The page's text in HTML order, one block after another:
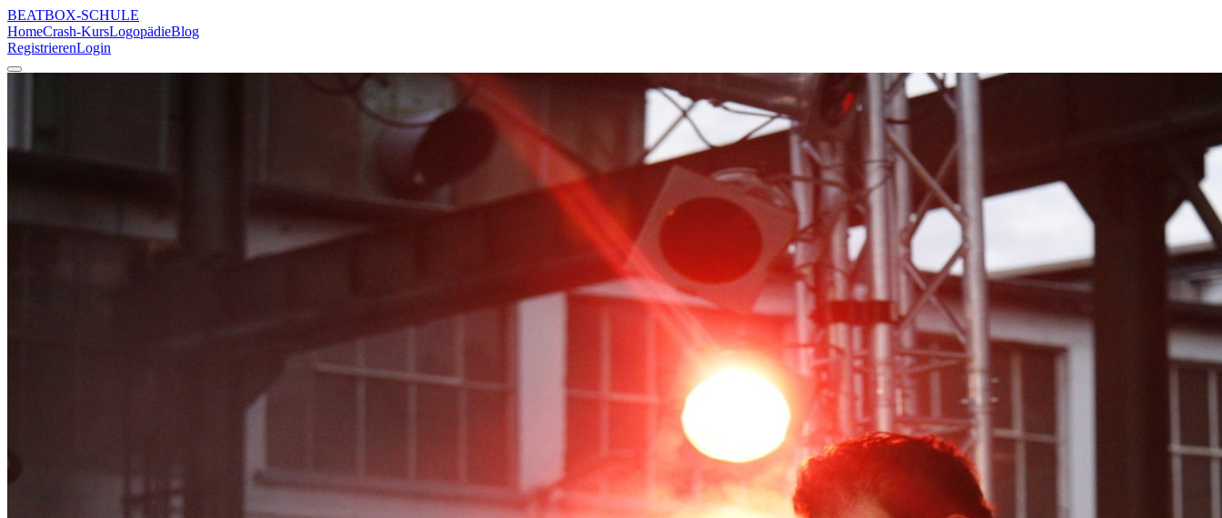
BEATBOX-SCHULE
HomeCrash-KursLogopädieBlog
RegistrierenLogin